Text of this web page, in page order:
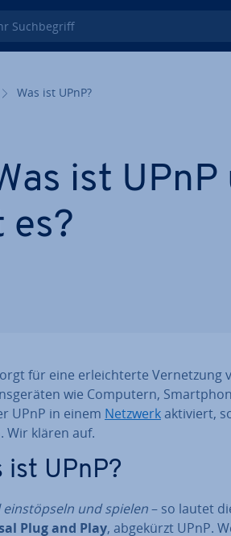
Such­be­griff
Was ist UPnP?
ist
für eine er­leich­ter­te
wie Computern,
UPnP in einem Netzwerkaktiviert,
Wir klären auf.
ist UPnP?
ein­stöp­seln und spielen– so lautet
Plug and Play, abgekürzt UPnP.